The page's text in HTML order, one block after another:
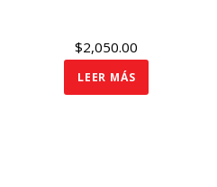
$2,050.00
LEER MÁS